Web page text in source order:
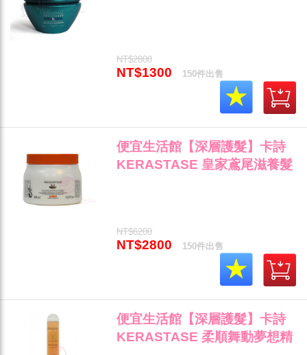
NT$2800
NT$1300 150件出售
便宜生活館【深層護髮】卡詩
KERASTASE 皇家鳶尾滋養髮
NT$6200
NT$2800 150件出售
便宜生活館【深層護髮】卡詩
KERASTASE 柔順舞動夢想精